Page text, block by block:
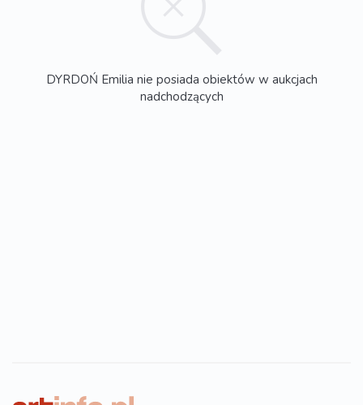
DYRDOŃ Emilia nie posiada obiektów w aukcjach
nadchodzących